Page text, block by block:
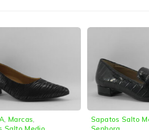
Sapatos Salto Medio,
Senhora